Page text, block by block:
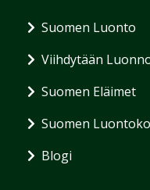
Suomen Luonto
Viihdytään
Suomen Eläimet
Suomen
Blogi